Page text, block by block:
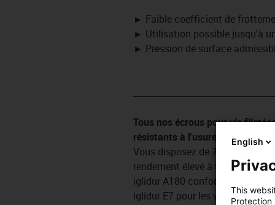
► Faible coefficient de
► Utilisation possible jusqu'à
► Pression de surface
Tous nos écrous pour vis
résistants à l'usure.
Vous disposez de 7 matériaux
rendement élevé à toutes les
iglidur A180 conforme aux
iglidur E7 pour les vitesses
English
This
Protection